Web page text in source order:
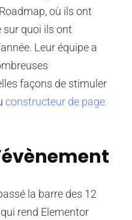
où ils ont
sur quoi ils ont
Leur équipe a
façons de stimuler
constructeur de page
la barre des 12
rend Elementor